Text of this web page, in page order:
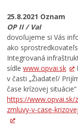
25.8.2021 Oznam
OP II / VaI
dovoľujeme si Vás
ako
Integrovaná
sídle www.opvai.sk
v časti „Žiadateľ/
čase krízovej
https://www.opvai.sk/
zmluvy-v-case-